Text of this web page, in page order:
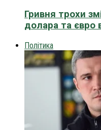
Гривня трохи
долара та євро
Політика